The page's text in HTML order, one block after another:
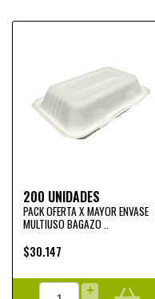
200 UNIDADES
PACK OFERTA X MAYOR ENVASE
MULTIUSO BAGAZO ..
$30.147
+